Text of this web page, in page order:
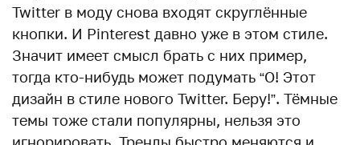
Twitter в моду снова входят скруглённые
кнопки. И Pinterest давно уже в этом стиле.
Значит имеет смысл брать с них пример,
тогда кто-нибудь может подумать “О! Этот
дизайн в стиле нового Twitter. Беру!”. Тёмные
темы тоже стали популярны, нельзя это